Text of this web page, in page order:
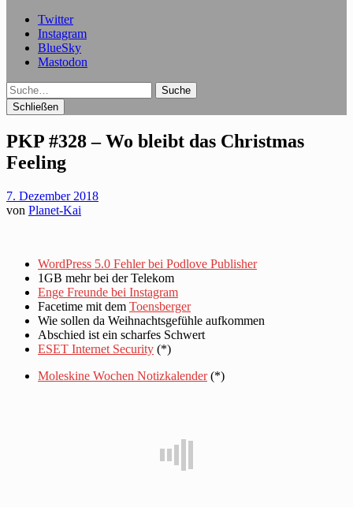
Twitter
Instagram
BlueSky
Mastodon
Suche
Schließen
PKP #328 – Wo bleibt das Christmas
Feeling
7. Dezember 2018
von Planet-Kai
WordPress 5.0 Fehler bei Podlove Publisher
1GB mehr bei der Telekom
Enge Freunde bei Instagram
Facetime mit dem Toensberger
Wie sollen da Weihnachtsgefühle aufkommen
Abschied ist ein scharfes Schwert
ESET Internet Security (*)
Moleskine Wochen Notizkalender(*)